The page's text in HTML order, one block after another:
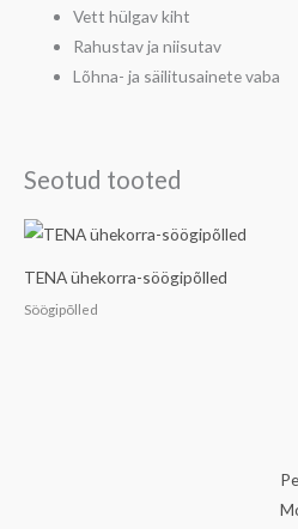
Vett hülgav kiht
Rahustav ja niisutav
Lõhna- ja säilitusainete vaba
Seotud tooted
TENA ühekorra-söögipõlled
Söögipõlled